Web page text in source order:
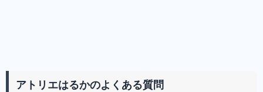
アトリエはるかのよくある質問